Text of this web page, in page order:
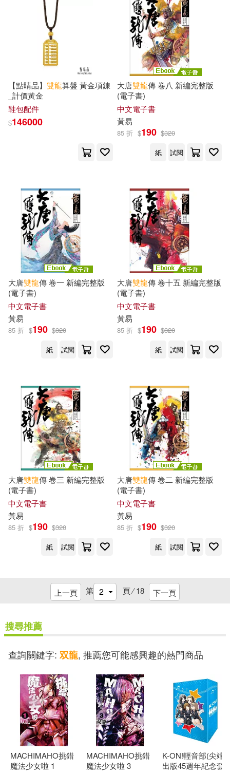
【點睛品】 雙龍算盤 黃金項鍊
_計價黃金
鞋包配件
$146000
大唐雙龍傳 卷八 新編完整版
(電子書)
中文電子書
黃易
85 折 $190 $320
紙
試閱
大唐雙龍傳 卷一 新編完整版
(電子書)
中文電子書
黃易
85 折 $190 $320
紙
試閱
大唐雙龍傳 卷十五 新編完整版
(電子書)
中文電子書
黃易
85 折 $190 $320
紙
試閱
大唐雙龍傳 卷三 新編完整版
(電子書)
中文電子書
黃易
85 折 $190 $320
紙
試閱
大唐雙龍傳 卷二 新編完整版
(電子書)
中文電子書
黃易
85 折 $190 $320
紙
試閱
上一頁 第 頁 ⁄18 下一頁
搜尋推薦
查詢關鍵字: 双龍, 推薦您可能感興趣的熱門商品
MACHIMAHO挑錯
魔法少女啦 1
MACHIMAHO挑錯
魔法少女啦 3
K-ON!輕音部(尖端
出版45週年紀念套